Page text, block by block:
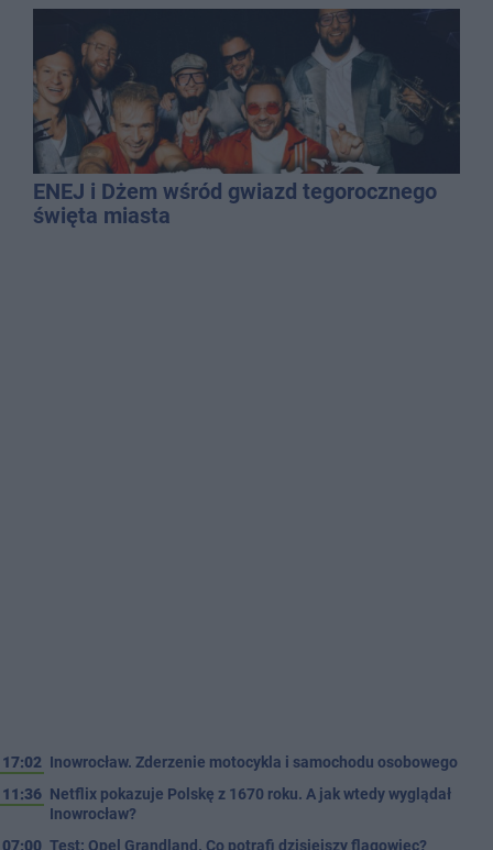
ENEJ i Dżem wśród gwiazd tegorocznego
święta miasta
17:02 Inowrocław. Zderzenie motocykla i samochodu osobowego
11:36 Netflix pokazuje Polskę z 1670 roku. A jak wtedy wyglądał
Inowrocław?
07:00 Test: Opel Grandland. Co potrafi dzisiejszy flagowiec?